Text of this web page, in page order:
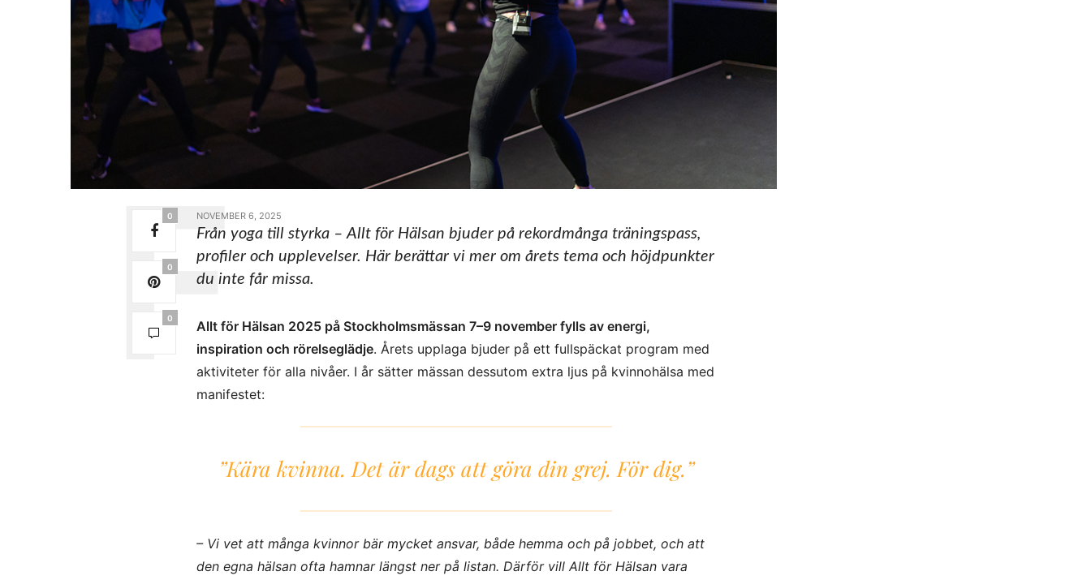
0
0
0
NOVEMBER 6, 2025
Från yoga till styrka – Allt för Hälsan bjuder på rekordmånga träningspass,
profiler och upplevelser. Här berättar vi mer om årets tema och höjdpunkter
du inte får missa.
Allt för Hälsan 2025 på Stockholmsmässan 7–9 november fylls av energi,
inspiration och rörelseglädje. Årets upplaga bjuder på ett fullspäckat program med
aktiviteter för alla nivåer. I år sätter mässan dessutom extra ljus på kvinnohälsa med
manifestet:
”Kära kvinna. Det är dags att göra din grej. För dig.”
– Vi vet att många kvinnor bär mycket ansvar, både hemma och på jobbet, och att
den egna hälsan ofta hamnar längst ner på listan. Därför vill Allt för Hälsan vara